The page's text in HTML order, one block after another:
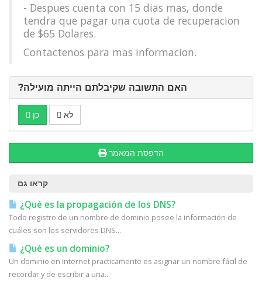
- Despues cuenta con 15 dias mas, donde
tendra que pagar una cuota de recuperacion
de $65 Dolares.
Contactenos para mas informacion.
?האם התשובה שקיבלתם הייתה מועילה
כן לא
הדפסת המאמר
קראו גם
¿Qué es la propagación de los DNS?
Todo registro de un nombre de dominio posee la información de
cuáles son los servidores DNS...
¿Qué es un dominio?
Un dominio en internet practicamente es asignar un nombre fácil de
recordar y de escribir a una...